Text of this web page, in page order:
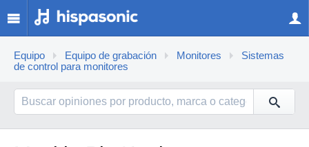
Equipo Equipo de grabación Monitores
Sistemas
de control para monitores